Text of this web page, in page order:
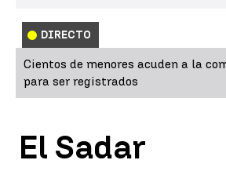
DIRECTO
Cientos de menores acuden a la
para ser registrados
El Sadar